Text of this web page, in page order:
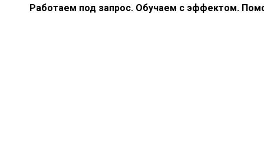
Работаем под запрос. Обучаем с эффектом.